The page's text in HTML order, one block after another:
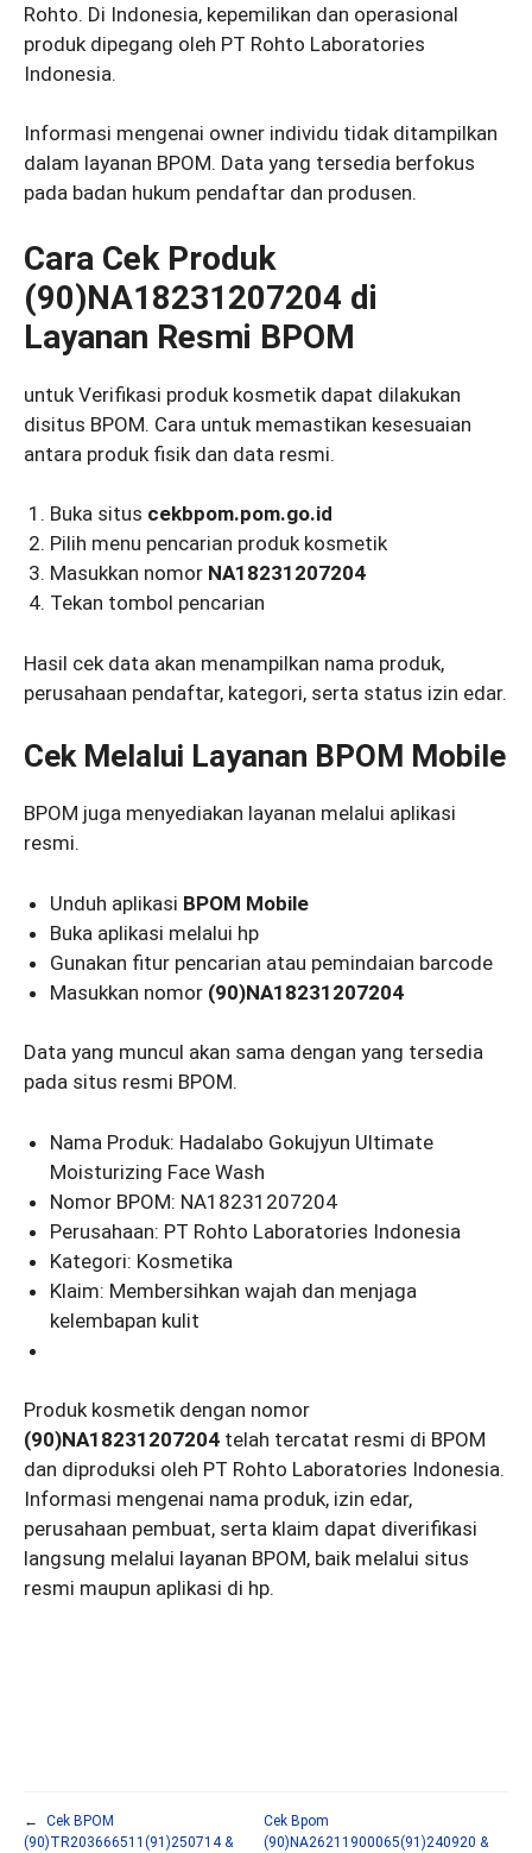
Rohto. Di Indonesia, kepemilikan dan operasional
produk dipegang oleh PT Rohto Laboratories
Indonesia.
Informasi mengenai owner individu tidak ditampilkan
dalam layanan BPOM. Data yang tersedia berfokus
pada badan hukum pendaftar dan produsen.
Cara Cek Produk
(90)NA18231207204 di
Layanan Resmi BPOM
untuk Verifikasi produk kosmetik dapat dilakukan
disitus BPOM. Cara untuk memastikan kesesuaian
antara produk fisik dan data resmi.
Buka situs cekbpom.pom.go.id
Pilih menu pencarian produk kosmetik
Masukkan nomor NA18231207204
Tekan tombol pencarian
Hasil cek data akan menampilkan nama produk,
perusahaan pendaftar, kategori, serta status izin edar.
Cek Melalui Layanan BPOM Mobile
BPOM juga menyediakan layanan melalui aplikasi
resmi.
Unduh aplikasi BPOM Mobile
Buka aplikasi melalui hp
Gunakan fitur pencarian atau pemindaian barcode
Masukkan nomor (90)NA18231207204
Data yang muncul akan sama dengan yang tersedia
pada situs resmi BPOM.
Nama Produk: Hadalabo Gokujyun Ultimate
Moisturizing Face Wash
Nomor BPOM: NA18231207204
Perusahaan: PT Rohto Laboratories Indonesia
Kategori: Kosmetika
Klaim: Membersihkan wajah dan menjaga
kelembapan kulit
Produk kosmetik dengan nomor
(90)NA18231207204 telah tercatat resmi di BPOM
dan diproduksi oleh PT Rohto Laboratories Indonesia.
Informasi mengenai nama produk, izin edar,
perusahaan pembuat, serta klaim dapat diverifikasi
langsung melalui layanan BPOM, baik melalui situs
resmi maupun aplikasi di hp.
←
Cek BPOM
(90)TR203666511(91)250714 &
Cek Bpom
(90)NA26211900065(91)240920 &